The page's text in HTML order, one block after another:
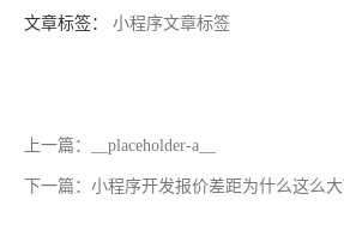
文章标签： 小程序文章标签
上一篇：__placeholder-a__
下一篇：小程序开发报价差距为什么这么